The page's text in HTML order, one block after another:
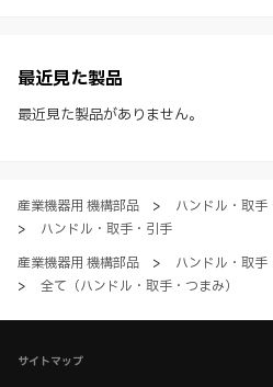
社製品の使用ご検討、又は販売促進目
※ 本WEBサイト製品情報のご利用にあ
約、プライバシーポリシー、製品情報
最近見た製品
最近見た製品がありません。
産業機器用 機構部品 >
ハンドル・取手
>
ハンドル・取手・引手
産業機器用 機構部品
>
ハンドル・取手
>
全て（ハンドル・取手・つまみ）
サイトマップ